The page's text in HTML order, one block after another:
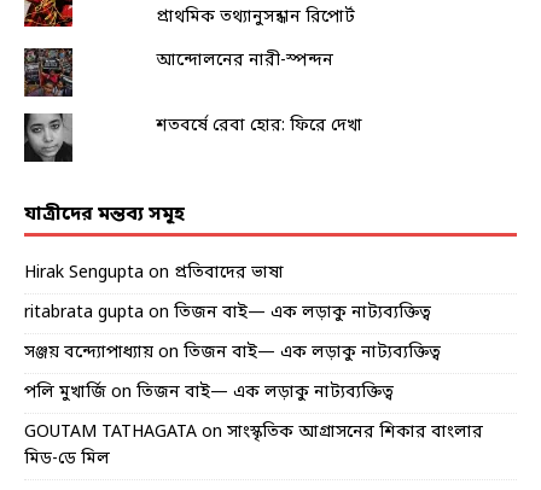
প্রাথমিক তথ্যানুসন্ধান রিপোর্ট
আন্দোলনের নারী-স্পন্দন
শতবর্ষে রেবা হোর: ফিরে দেখা
যাত্রীদের মন্তব্য সমূহ
Hirak Sengupta on প্রতিবাদের ভাষা
ritabrata gupta on তিজন বাই— এক লড়াকু নাট্যব্যক্তিত্ব
সঞ্জয় বন্দ্যোপাধ্যায় on তিজন বাই— এক লড়াকু নাট্যব্যক্তিত্ব
পলি মুখার্জি on তিজন বাই— এক লড়াকু নাট্যব্যক্তিত্ব
GOUTAM TATHAGATA on সাংস্কৃতিক আগ্রাসনের শিকার বাংলার
মিড-ডে মিল